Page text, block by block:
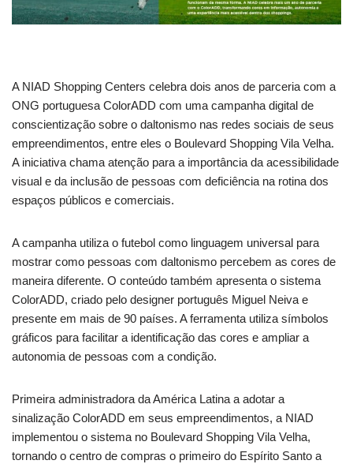
A NIAD Shopping Centers celebra dois anos de parceria com a
ONG portuguesa ColorADD com uma campanha digital de
conscientização sobre o daltonismo nas redes sociais de seus
empreendimentos, entre eles o Boulevard Shopping Vila Velha.
A iniciativa chama atenção para a importância da acessibilidade
visual e da inclusão de pessoas com deficiência na rotina dos
espaços públicos e comerciais.
A campanha utiliza o futebol como linguagem universal para
mostrar como pessoas com daltonismo percebem as cores de
maneira diferente. O conteúdo também apresenta o sistema
ColorADD, criado pelo designer português Miguel Neiva e
presente em mais de 90 países. A ferramenta utiliza símbolos
gráficos para facilitar a identificação das cores e ampliar a
autonomia de pessoas com a condição.
Primeira administradora da América Latina a adotar a
sinalização ColorADD em seus empreendimentos, a NIAD
implementou o sistema no Boulevard Shopping Vila Velha,
tornando o centro de compras o primeiro do Espírito Santo a